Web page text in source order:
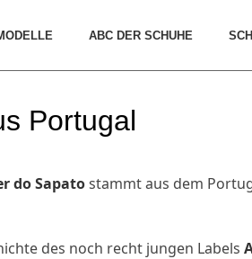
ABC DER SCHUHE
Portugal
do Sapatostammt aus dem
des noch recht jungen Labels